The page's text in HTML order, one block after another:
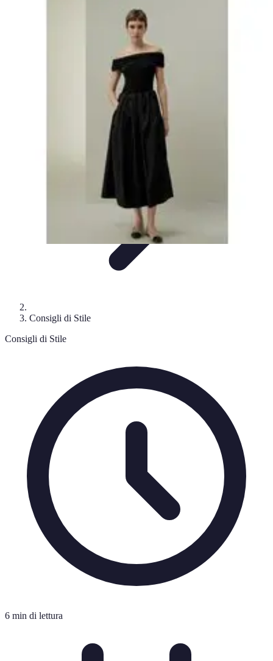
TendenzeGuida al guardaroba
Consigli di Stile
Consigli di Stile
6 min di lettura